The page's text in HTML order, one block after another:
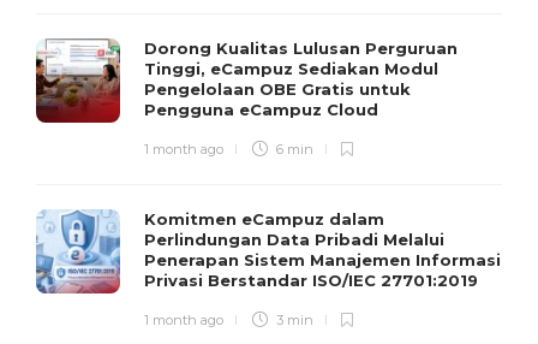
Dorong Kualitas Lulusan Perguruan
Tinggi, eCampuz Sediakan Modul
Pengelolaan OBE Gratis untuk
Pengguna eCampuz Cloud
1 month ago 6 min
Komitmen eCampuz dalam
Perlindungan Data Pribadi Melalui
Penerapan Sistem Manajemen Informasi
Privasi Berstandar ISO/IEC 27701:2019
1 month ago 3 min